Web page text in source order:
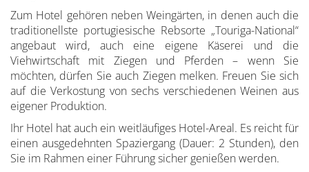
Zum Hotel gehören neben Weingärten, in denen auch die
traditionellste portugiesische Rebsorte „Touriga-National“
angebaut wird, auch eine eigene Käserei und die
Viehwirtschaft mit Ziegen und Pferden – wenn Sie
möchten, dürfen Sie auch Ziegen melken. Freuen Sie sich
auf die Verkostung von sechs verschiedenen Weinen aus
eigener Produktion.
Ihr Hotel hat auch ein weitläufiges Hotel-Areal. Es reicht für
einen ausgedehnten Spaziergang (Dauer: 2 Stunden), den
Sie im Rahmen einer Führung sicher genießen werden.